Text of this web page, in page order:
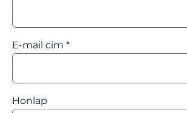
E-mail cím *
Honlap